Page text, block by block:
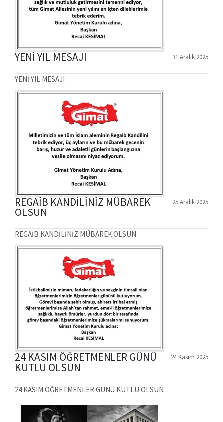
31 Aralık 2025
YENİ YIL MESAJI
YENİ YIL MESAJI
25 Aralık 2025
REGAİB KANDİLİNİZ MÜBAREK
OLSUN
REGAİB KANDİLİNİZ MÜBAREK OLSUN
24 Kasım 2025
24 KASIM ÖĞRETMENLER GÜNÜ
KUTLU OLSUN
24 KASIM ÖĞRETMENLER GÜNÜ KUTLU OLSUN